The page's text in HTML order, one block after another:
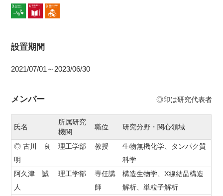
設置期間
2021/07/01～2023/06/30
メンバー ◎印は研究代表者
氏名
所属研究
機関
職位 研究分野・関心領域
◎ 古川 良
明
理工学部 教授
生物無機化学、タンパク質
科学
阿久津 誠
人
理工学部
専任講
師
構造生物学、X線結晶構造
解析、単粒子解析